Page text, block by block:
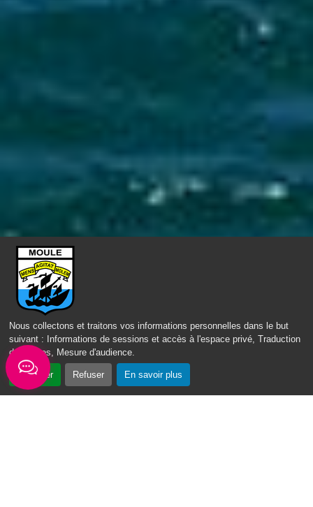
Nous collectons et traitons vos informations personnelles dans le but
suivant :
Informations de sessions et accès à l'espace privé, Traduction
des pages, Mesure d'audience.
Accepter Refuser En savoir plus